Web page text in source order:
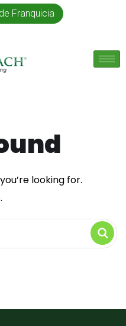
Franquicia
looking for.